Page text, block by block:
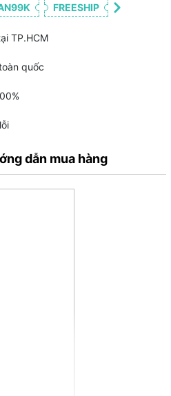
FREESHIP
TP.HCM
quốc
dẫn mua hàng